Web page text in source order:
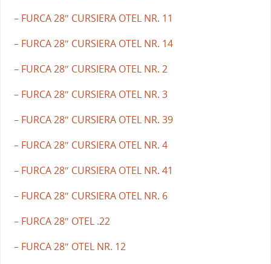
– FURCA 28″ CURSIERA OTEL NR. 11
– FURCA 28″ CURSIERA OTEL NR. 14
– FURCA 28″ CURSIERA OTEL NR. 2
– FURCA 28″ CURSIERA OTEL NR. 3
– FURCA 28″ CURSIERA OTEL NR. 39
– FURCA 28″ CURSIERA OTEL NR. 4
– FURCA 28″ CURSIERA OTEL NR. 41
– FURCA 28″ CURSIERA OTEL NR. 6
– FURCA 28″ OTEL .22
– FURCA 28″ OTEL NR. 12